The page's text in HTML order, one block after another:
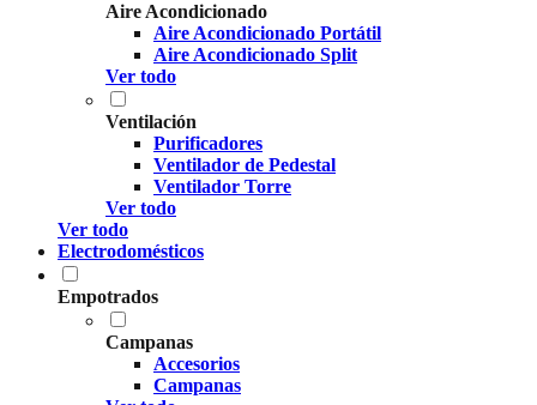
Aire Acondicionado
Aire Acondicionado Portátil
Aire Acondicionado Split
Ver todo
Ventilación
Purificadores
Ventilador de Pedestal
Ventilador Torre
Ver todo
Ver todo
Electrodomésticos
Empotrados
Campanas
Accesorios
Campanas